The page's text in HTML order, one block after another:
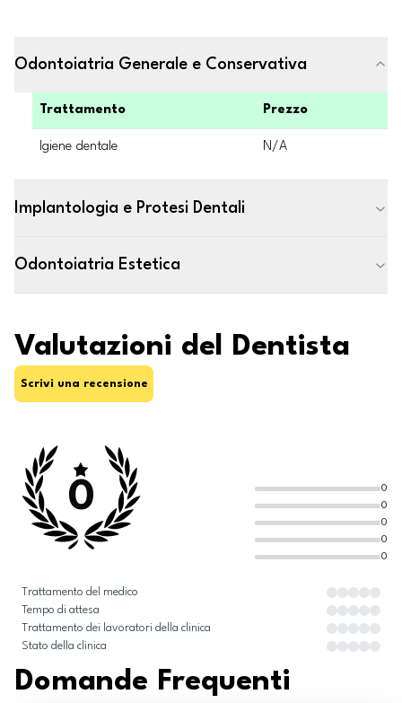
Odontoiatria Generale e Conservativa
Trattamento Prezzo
Igiene dentale N/A
Implantologia e Protesi Dentali
Odontoiatria Estetica
Valutazioni del Dentista
Scrivi una recensione
0
0
0
0
0
0
Trattamento del medico
Tempo di attesa
Trattamento dei lavoratori della clinica
Stato della clinica
Domande Frequenti